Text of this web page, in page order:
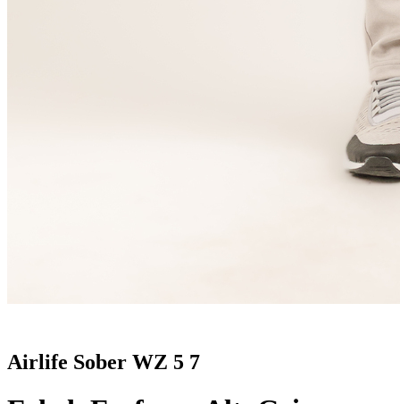
Airlife Sober WZ 5 7